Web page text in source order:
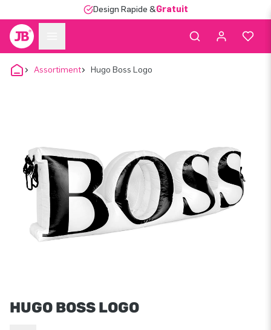
Design Rapide &Gratuit
Assortiment Hugo Boss Logo
HUGO BOSS LOGO